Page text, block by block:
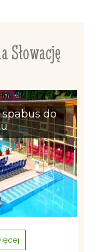
Słowację
do